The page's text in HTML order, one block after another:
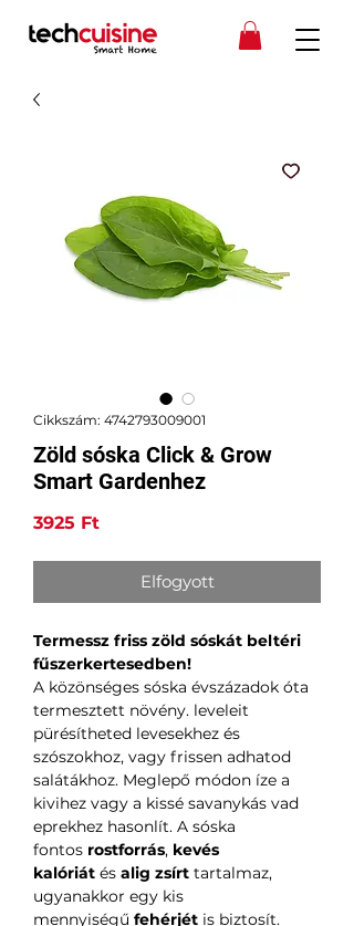
Cikkszám: 4742793009001
Zöld sóska Click & Grow
Smart Gardenhez
3925 FtÁr
Elfogyott
Termessz friss zöld sóskát beltéri
fűszerkertesedben!
A közönséges sóska évszázadok óta
termesztett növény. leveleit
pürésítheted levesekhez és
szószokhoz, vagy frissen adhatod
salátákhoz. Meglepő módon íze a
kivihez vagy a kissé savanykás vad
eprekhez hasonlít. A sóska
fontos rostforrás, kevés
kalóriát és alig zsírt tartalmaz,
ugyanakkor egy kis
mennyiségű fehérjét is biztosít.